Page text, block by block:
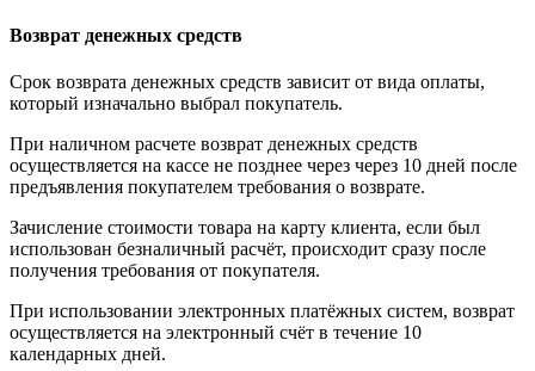
Возврат денежных средств
Срок возврата денежных средств зависит от вида оплаты,
который изначально выбрал покупатель.
При наличном расчете возврат денежных средств
осуществляется на кассе не позднее через через 10 дней после
предъявления покупателем требования о возврате.
Зачисление стоимости товара на карту клиента, если был
использован безналичный расчёт, происходит сразу после
получения требования от покупателя.
При использовании электронных платёжных систем, возврат
осуществляется на электронный счёт в течение 10
календарных дней.